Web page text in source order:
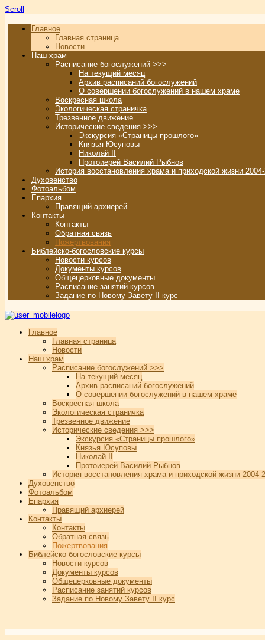
Scroll
Главное
Главная страница
Новости
Наш храм
Расписание богослужений >>>
На текущий месяц
Архив расписаний богослужений
О совершении богослужений в нашем храме
Воскресная школа
Экологическая страничка
Трезвенное движение
Исторические сведения >>>
Экскурсия «Страницы прошлого»
Князья Юсуповы
Николай II
Протоиерей Василий Рыбнов
История восстановления храма и приходской жизни
Духовенство
Фотоальбом
Епархия
Правящий архиерей
Контакты
Контакты
Обратная связь
Пожертвования
Библейско-богословские курсы
Новости курсов
Документы курсов
Общецерковные документы
Расписание занятий курсов
Задание по Новому Завету II курс
Главное
Главная страница
Новости
Наш храм
Расписание богослужений >>>
На текущий месяц
Архив расписаний богослужений
О совершении богослужений в нашем храме
Воскресная школа
Экологическая страничка
Трезвенное движение
Исторические сведения >>>
Экскурсия «Страницы прошлого»
Князья Юсуповы
Николай II
Протоиерей Василий Рыбнов
История восстановления храма и приходской жизни 2004-
Духовенство
Фотоальбом
Епархия
Правящий архиерей
Контакты
Контакты
Обратная связь
Пожертвования
Библейско-богословские курсы
Новости курсов
Документы курсов
Общецерковные документы
Расписание занятий курсов
Задание по Новому Завету II курс